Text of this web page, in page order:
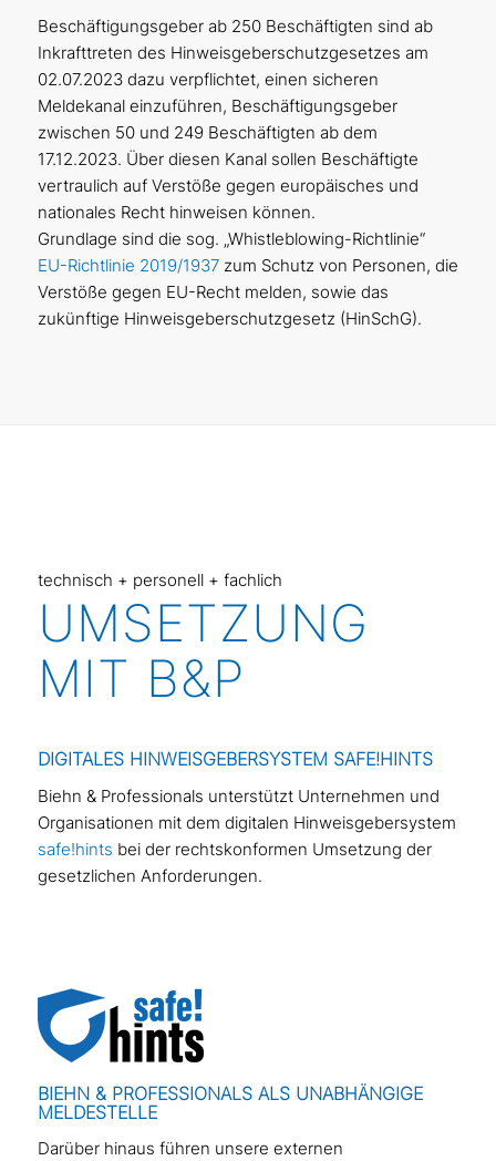
Beschäftigungsgeber ab 250 Beschäftigten sind ab
Inkrafttreten des Hinweisgeberschutzgesetzes am
02.07.2023 dazu verpflichtet, einen sicheren
Meldekanal einzuführen, Beschäftigungsgeber
zwischen 50 und 249 Beschäftigten ab dem
17.12.2023. Über diesen Kanal sollen Beschäftigte
vertraulich auf Verstöße gegen europäisches und
nationales Recht hinweisen können.
Grundlage sind die sog. „Whistleblowing-Richtlinie“
EU-Richtlinie 2019/1937zum Schutz von Personen, die
Verstöße gegen EU-Recht melden, sowie das
zukünftige Hinweisgeberschutzgesetz (HinSchG).
technisch + personell + fachlich
UMSETZUNG
MIT B&P
DIGITALES HINWEISGEBERSYSTEM SAFE!HINTS
Biehn & Professionals unterstützt Unternehmen und
Organisationen mit dem digitalen Hinweisgebersystem
safe!hints bei der rechtskonformen Umsetzung der
gesetzlichen Anforderungen.
BIEHN & PROFESSIONALS ALS UNABHÄNGIGE
MELDESTELLE
Darüber hinaus führen unsere externen